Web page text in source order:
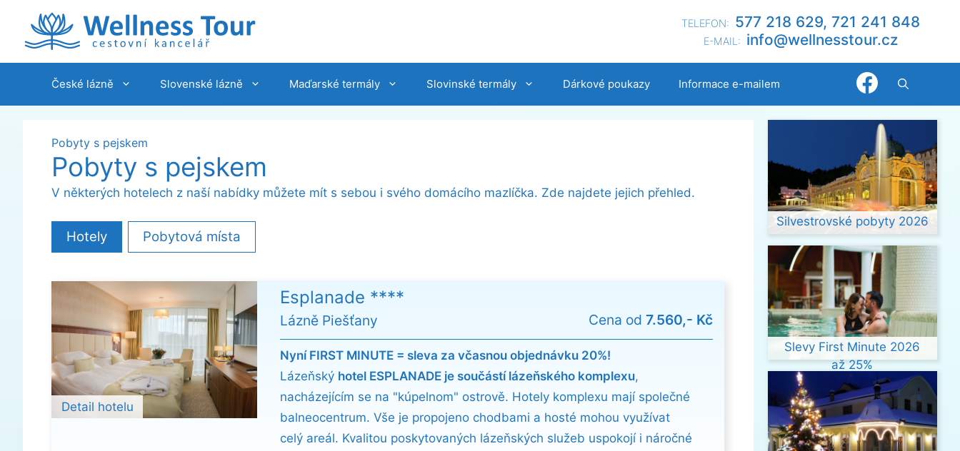
obsah
TELEFON: 577 218 629, 721 241 848
E-MAIL: zc.ru
otsse
nllew
@ofni
České lázně Slovenské lázně Maďarské termály Slovinské termály Dárkové poukazy Informace e-mailem
Pobyty s pejskem
Pobyty s pejskem
V některých hotelech z naší nabídky můžete mít s sebou i svého domácího mazlíčka. Zde najdete jejich přehled.
Hotely Pobytová místa
Esplanade ****
Lázně Piešťany
Nyní FIRST MINUTE = sleva za včasnou objednávku 20%!
Lázeňský hotel ESPLANADE je součástí lázeňského komplexu,
nacházejícím se na "kúpelnom" ostrově. Hotely komplexu mají společné
balneocentrum. Vše je propojeno chodbami a hosté mohou využívat
celý areál. Kvalitou poskytovaných lázeňských služeb uspokojí i náročné
Cena od 7.560,- Kč
Detail hotelu
Silvestrovské pobyty 2026
Slevy First Minute 2026
až 25%